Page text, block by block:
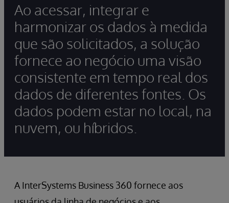
Ao acessar, integrar e
harmonizar os dados à medida
que são solicitados, a solução
fornece ao negócio uma visão
consistente em tempo real dos
dados de diferentes fontes. Os
dados podem estar no local, na
nuvem, ou híbridos.
A InterSystems Business 360 fornece aos